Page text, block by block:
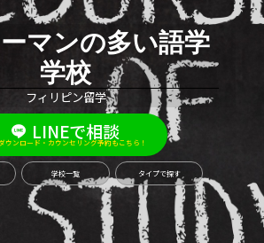
マンの多い語学
学校
フィリピン留学
LINEで相談
ウンロード・カウンセリング予約もこちら！
学校一覧 タイプで探す